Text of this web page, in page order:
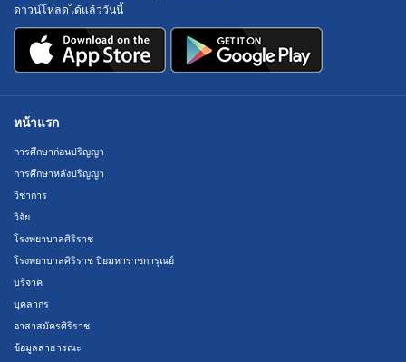
ดาวน์โหลดได้แล้ววันนี้
หน้าแรก
การศึกษาก่อนปริญญา
การศึกษาหลังปริญญา
วิชาการ
วิจัย
โรงพยาบาลศิริราช
โรงพยาบาลศิริราช ปิยมหาราชการุณย์
บริจาค
บุคลากร
อาสาสมัครศิริราช
ข้อมูลสาธารณะ